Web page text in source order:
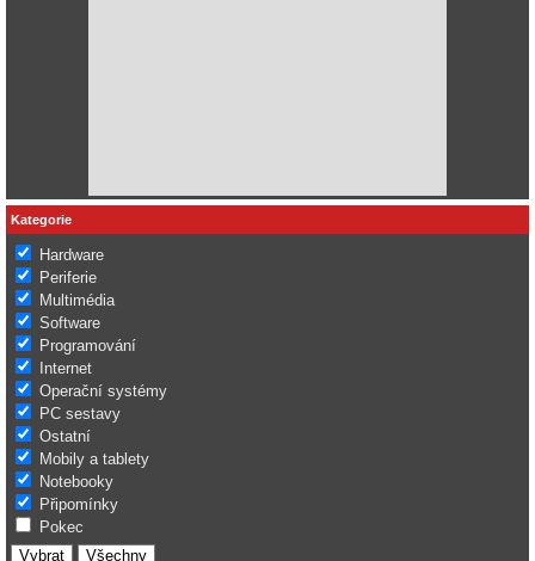
Kategorie
Hardware
Periferie
Multimédia
Software
Programování
Internet
Operační systémy
PC sestavy
Ostatní
Mobily a tablety
Notebooky
Připomínky
Pokec